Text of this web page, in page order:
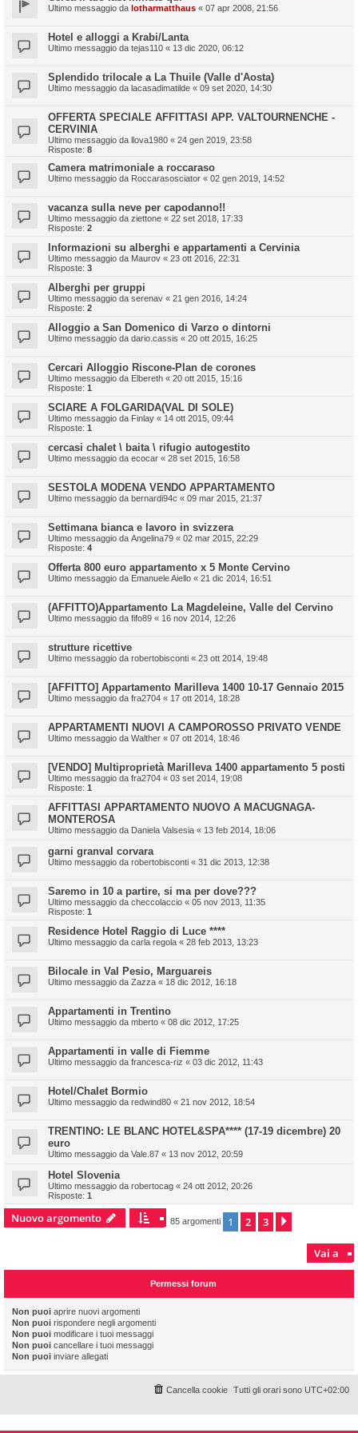
Ultimo messaggio da lotharmatthaus « 07 apr 2008, 21:56
Hotel e alloggi a Krabi/Lanta
Ultimo messaggio da tejas110 « 13 dic 2020, 06:12
Splendido trilocale a La Thuile (Valle d'Aosta)
Ultimo messaggio da lacasadimatilde « 09 set 2020, 14:30
OFFERTA SPECIALE AFFITTASI APP. VALTOURNENCHE -
CERVINIA
Ultimo messaggio da llova1980 « 24 gen 2019, 23:58
Risposte: 8
Camera matrimoniale a roccaraso
Ultimo messaggio da Roccarasosciator « 02 gen 2019, 14:52
vacanza sulla neve per capodanno!!
Ultimo messaggio da ziettone « 22 set 2018, 17:33
Risposte: 2
Informazioni su alberghi e appartamenti a Cervinia
Ultimo messaggio da Maurov « 23 ott 2016, 22:31
Risposte: 3
Alberghi per gruppi
Ultimo messaggio da serenav « 21 gen 2016, 14:24
Risposte: 2
Alloggio a San Domenico di Varzo o dintorni
Ultimo messaggio da dario.cassis « 20 ott 2015, 16:25
Cercari Alloggio Riscone-Plan de corones
Ultimo messaggio da Elbereth « 20 ott 2015, 15:16
Risposte: 1
SCIARE A FOLGARIDA(VAL DI SOLE)
Ultimo messaggio da Finlay « 14 ott 2015, 09:44
Risposte: 1
cercasi chalet \ baita \ rifugio autogestito
Ultimo messaggio da ecocar « 28 set 2015, 16:58
SESTOLA MODENA VENDO APPARTAMENTO
Ultimo messaggio da bernardi94c « 09 mar 2015, 21:37
Settimana bianca e lavoro in svizzera
Ultimo messaggio da Angelina79 « 02 mar 2015, 22:29
Risposte: 4
Offerta 800 euro appartamento x 5 Monte Cervino
Ultimo messaggio da Emanuele Aiello « 21 dic 2014, 16:51
(AFFITTO)Appartamento La Magdeleine, Valle del Cervino
Ultimo messaggio da fifo89 « 16 nov 2014, 12:26
strutture ricettive
Ultimo messaggio da robertobisconti « 23 ott 2014, 19:48
[AFFITTO] Appartamento Marilleva 1400 10-17 Gennaio 2015
Ultimo messaggio da fra2704 « 17 ott 2014, 18:28
APPARTAMENTI NUOVI A CAMPOROSSO PRIVATO VENDE
Ultimo messaggio da Walther « 07 ott 2014, 18:46
[VENDO] Multiproprietà Marilleva 1400 appartamento 5 posti
Ultimo messaggio da fra2704 « 03 set 2014, 19:08
Risposte: 1
AFFITTASI APPARTAMENTO NUOVO A MACUGNAGA-
MONTEROSA
Ultimo messaggio da Daniela Valsesia « 13 feb 2014, 18:06
garni granval corvara
Ultimo messaggio da robertobisconti « 31 dic 2013, 12:38
Saremo in 10 a partire, si ma per dove???
Ultimo messaggio da checcolaccio « 05 nov 2013, 11:35
Risposte: 1
Residence Hotel Raggio di Luce ****
Ultimo messaggio da carla regola « 28 feb 2013, 13:23
Bilocale in Val Pesio, Marguareis
Ultimo messaggio da Zazza « 18 dic 2012, 16:18
Appartamenti in Trentino
Ultimo messaggio da mberto « 08 dic 2012, 17:25
Appartamenti in valle di Fiemme
Ultimo messaggio da francesca-riz « 03 dic 2012, 11:43
Hotel/Chalet Bormio
Ultimo messaggio da redwind80 « 21 nov 2012, 18:54
TRENTINO: LE BLANC HOTEL&SPA**** (17-19 dicembre) 20
euro
Ultimo messaggio da Vale.87 « 13 nov 2012, 20:59
Hotel Slovenia
Ultimo messaggio da robertocag « 24 ott 2012, 20:26
Risposte: 1
Nuovo argomento 85 argomenti 1 2 3
Vai a
Permessi forum
Non puoi aprire nuovi argomenti
Non puoi rispondere negli argomenti
Non puoi modificare i tuoi messaggi
Non puoi cancellare i tuoi messaggi
Non puoi inviare allegati
Tutti gli orari sono UTC+02:00
Cancella cookie